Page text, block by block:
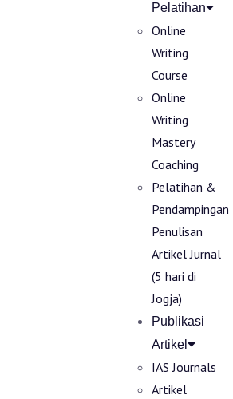
Pelatihan
Online
Writing
Course
Online
Writing
Mastery
Coaching
Pelatihan &
Pendampingan
Penulisan
Artikel Jurnal
(5 hari di
Jogja)
Publikasi
Artikel
IAS Journals
Artikel